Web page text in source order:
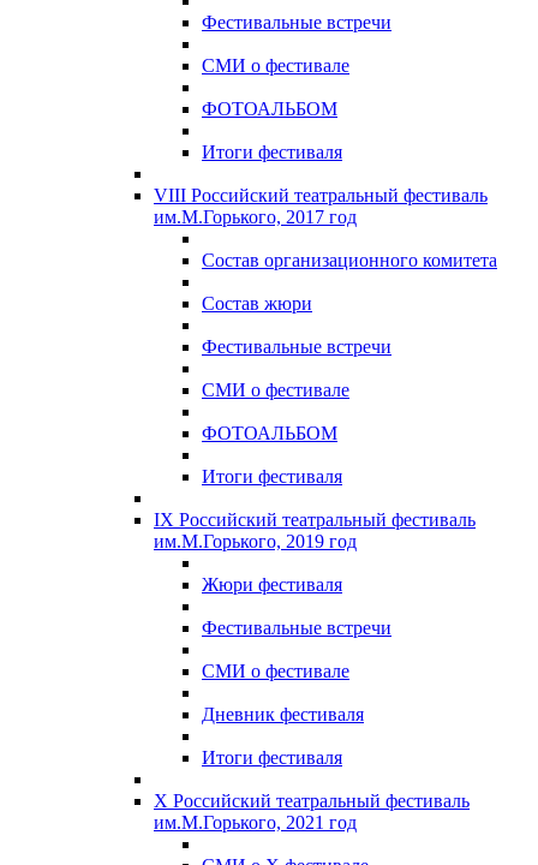
Фестивальные встречи
СМИ о фестивале
ФОТОАЛЬБОМ
Итоги фестиваля
VIII Российский театральный фестиваль
им.М.Горького, 2017 год
Состав организационного комитета
Состав жюри
Фестивальные встречи
СМИ о фестивале
ФОТОАЛЬБОМ
Итоги фестиваля
IX Российский театральный фестиваль
им.М.Горького, 2019 год
Жюри фестиваля
Фестивальные встречи
СМИ о фестивале
Дневник фестиваля
Итоги фестиваля
X Российский театральный фестиваль
им.М.Горького, 2021 год